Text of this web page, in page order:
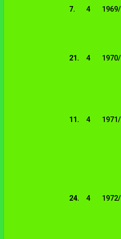
7. 4
21. 4
11. 4
24. 4